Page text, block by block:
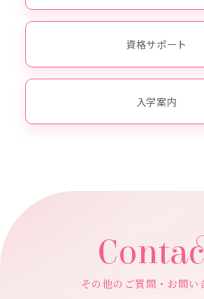
資格サポート
入学案内
その他のご質問・お問い